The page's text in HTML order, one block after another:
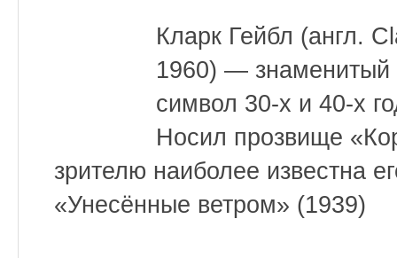
Кларк Гейбл (англ.
1960) — знаменитый
символ 30-х и 40-х
Носил прозвище
зрителю наиболее известна
«Унесённые ветром» (1939)